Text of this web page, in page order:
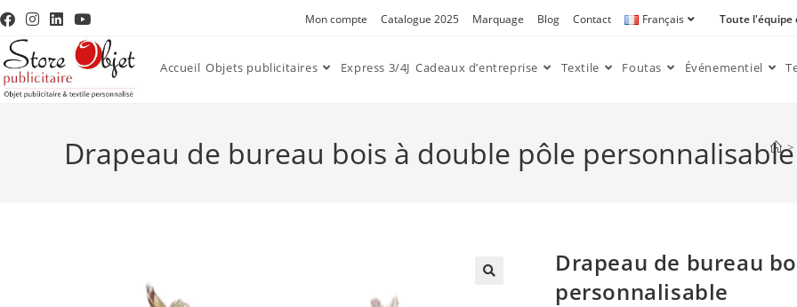
Mon compte Catalogue 2025 Marquage Blog Contact Français Toute l'équipe
Accueil Objets publicitaires Express 3/4J Cadeaux d’entreprise Textile Foutas Événementiel
Drapeau de bureau bois à double pôle >
Drapeau de bureau
personnalisable